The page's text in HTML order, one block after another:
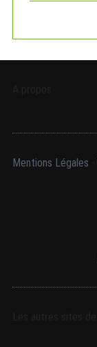
Mentions Légales